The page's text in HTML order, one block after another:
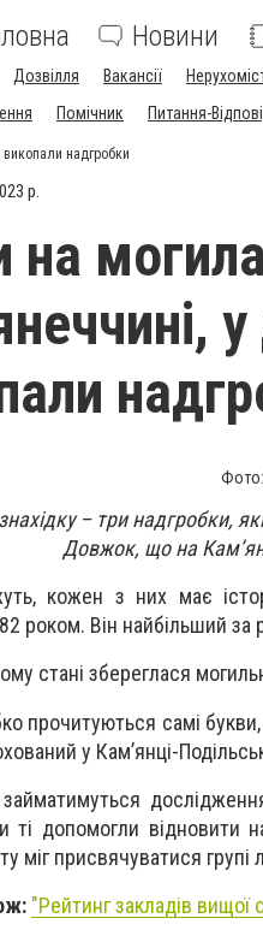
Новини
Дозвілля Вакансії
Помічник Питання-
надгробки
р.
– три надгробки,
Довжок, що на
кожен з них має
роком. Він найбільший
стані збереглася
прочитуються самі
у Кам’янці-
займатимуться
ті допомогли
міг присвячуватися
"Рейтинг закладів вищої